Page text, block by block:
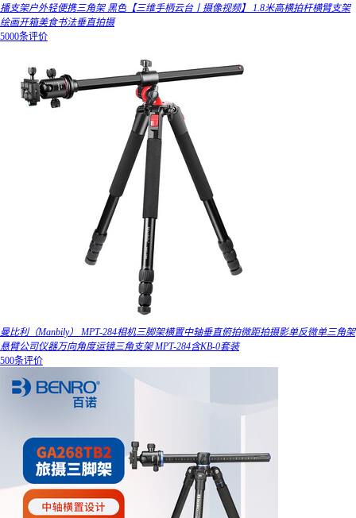
播支架户外轻便携三角架 黑色【三维手柄云台丨摄像视频】 1.8米高横拍杆横臂支架
绘画开箱美食书法垂直拍摄
5000条评价
曼比利（Manbily） MPT-284相机三脚架横置中轴垂直俯拍微距拍摄影单反微单三角架
悬臂公司仪器万向角度运镜三角支架 MPT-284含KB-0套装
500条评价